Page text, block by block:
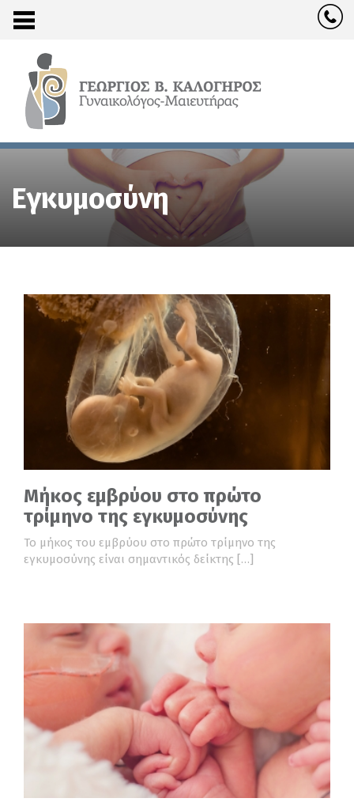
Εγκυμοσύνη
Μήκος εμβρύου στο πρώτο
τρίμηνο της εγκυμοσύνης
Το μήκος του εμβρύου στο πρώτο τρίμηνο της
εγκυμοσύνης είναι σημαντικός δείκτης […]